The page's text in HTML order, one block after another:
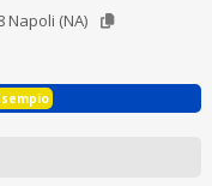
Napoli (NA)